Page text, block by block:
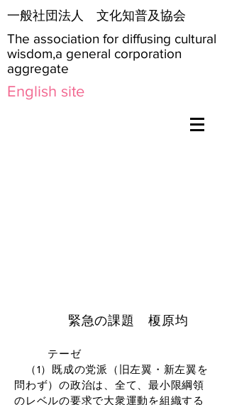
​一般社団法人 文化知普及協会
The association for diffusing cultural
wisdom,a general corporation
aggregate
English site
緊急の課題 榎原均
テーゼ
（1）既成の党派（旧左翼・新左翼を
問わず）の政治は、全て、最小限綱領
のレベルの要求で大衆運動を組織する